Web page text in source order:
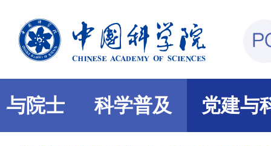
与院士 科学普及 党建与